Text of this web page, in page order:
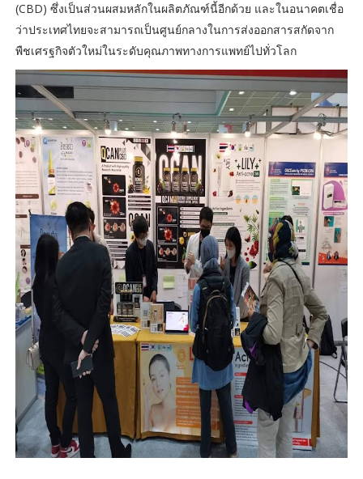
(CBD) ซึ่งเป็นส่วนผสมหลักในผลิตภัณฑ์นี้อีกด้วย และในอนาคตเชื่อ
ว่าประเทศไทยจะสามารถเป็นศูนย์กลางในการส่งออกสารสกัดจาก
พืชเศรฐกิจตัวใหม่ในระดับคุณภาพทางการแพทย์ไปทั่วโลก